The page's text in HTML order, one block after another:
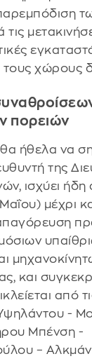
τους χώρους
πορειών
ήθελα να
της
ισχύει ήδη
μέχρι
και
από
-
Μπένση -
–